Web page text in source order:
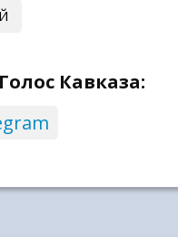
Кавказа: